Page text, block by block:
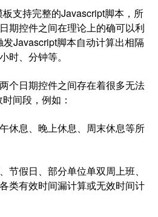
支持完整的Javascript脚本，所
期控件之间在理论上的确可以利
Javascript脚本自动计算出相隔
时、分钟等。
个日期控件之间存在着很多无法
间段，例如：
休息、晚上休息、周末休息等所
节假日、部分单位单双周上班、
类有效时间漏计算或无效时间计